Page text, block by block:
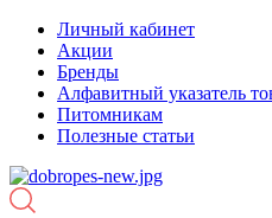
Личный кабинет
Акции
Бренды
Алфавитный указатель
Питомникам
Полезные статьи